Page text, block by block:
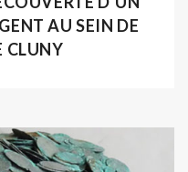
AU SEIN DE
CLUNY